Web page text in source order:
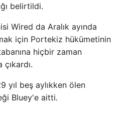
belirtildi.
Wired da Aralık ayında
için Portekiz hükümetinin
hiçbir zaman
çıkardı.
yıl beş aylıkken ölen
Bluey'e aitti.